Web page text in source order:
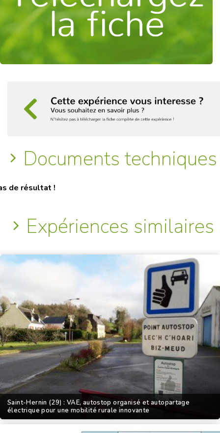
Documents techniques
de résultat !
Expériences similaires
Saint-Hernin (29) : VAE, autostop organisé et autopartage
électrique pour une mobilité rurale innovante